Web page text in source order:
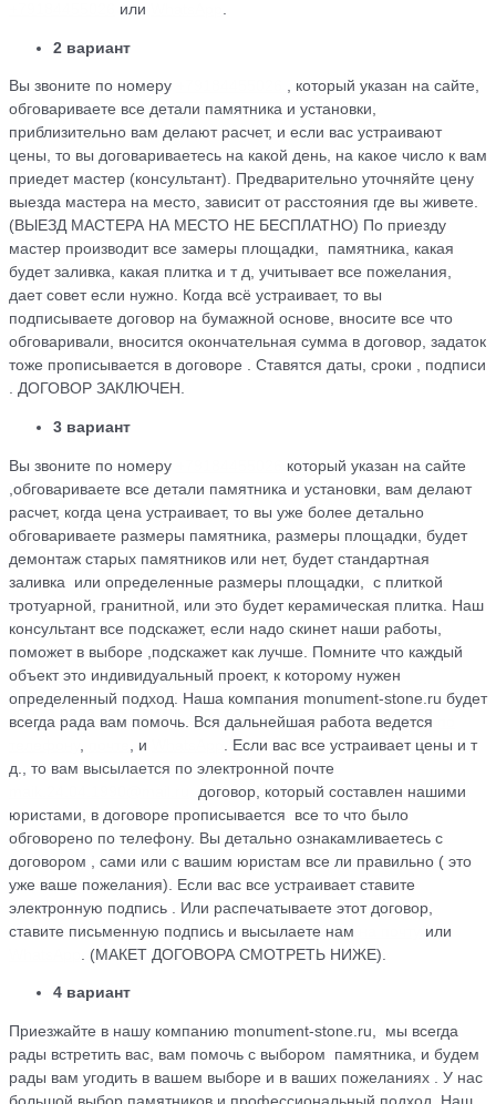
или .
2 вариант
Вы звоните по номеру
, который указан на сайте,
обговариваете все детали памятника и установки,
приблизительно вам делают расчет, и если вас устраивают
цены, то вы договариваетесь на какой день, на какое число к вам
приедет мастер (консультант). Предварительно уточняйте цену
выезда мастера на место, зависит от расстояния где вы живете.
(ВЫЕЗД МАСТЕРА НА МЕСТО НЕ БЕСПЛАТНО) По приезду
мастер производит все замеры площадки, памятника, какая
будет заливка, какая плитка и т д, учитывает все пожелания,
дает совет если нужно. Когда всё устраивает, то вы
подписываете договор на бумажной основе, вносите все что
обговаривали, вносится окончательная сумма в договор, задаток
тоже прописывается в договоре . Ставятся даты, сроки , подписи
. ДОГОВОР ЗАКЛЮЧЕН.
3 вариант
Вы звоните по номеру
который указан на сайте
,обговариваете все детали памятника и установки, вам делают
расчет, когда цена устраивает, то вы уже более детально
обговариваете размеры памятника, размеры площадки, будет
демонтаж старых памятников или нет, будет стандартная
заливка или определенные размеры площадки, с плиткой
тротуарной, гранитной, или это будет керамическая плитка. Наш
консультант все подскажет, если надо скинет наши работы,
поможет в выборе ,подскажет как лучше. Помните что каждый
объект это индивидуальный проект, к которому нужен
определенный подход. Наша компания monument-stone.ru будет
всегда рада вам помочь. Вся дальнейшая работа ведется
, и
. Если вас все устраивает цены и т
д., то вам высылается по электронной почте
договор, который cоставлен нашими
юристами, в договоре прописывается все то что было
обговорено по телефону. Вы детально ознакамливаетесь с
договором , сами или с вашим юристам все ли правильно ( это
уже ваше пожелания). Если вас все устраивает ставите
электронную подпись . Или распечатываете этот договор,
ставите письменную подпись и высылаете нам
или
. (МАКЕТ ДОГОВОРА СМОТРЕТЬ НИЖЕ).
4 вариант
Приезжайте в нашу компанию monument-stone.ru, мы всегда
рады встретить вас, вам помочь с выбором памятника, и будем
рады вам угодить в вашем выборе и в ваших пожеланиях . У нас